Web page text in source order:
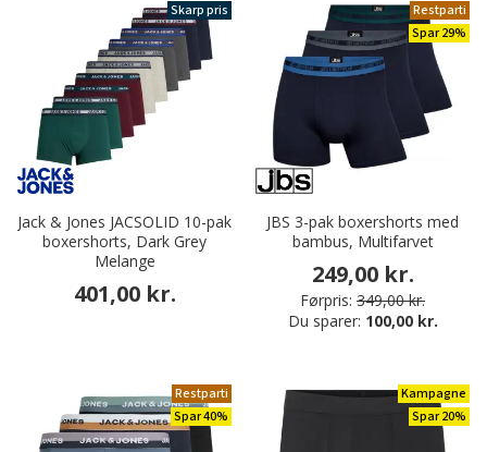
Skarp pris
Jack & Jones JACSOLID 10-pak
boxershorts, Dark Grey
Melange
401,00 kr.
Restparti
Spar 29%
JBS 3-pak boxershorts med
bambus, Multifarvet
249,00 kr.
Førpris: 349,00 kr.
Du sparer: 100,00 kr.
Restparti
Spar 40%
Kampagne
Spar 20%